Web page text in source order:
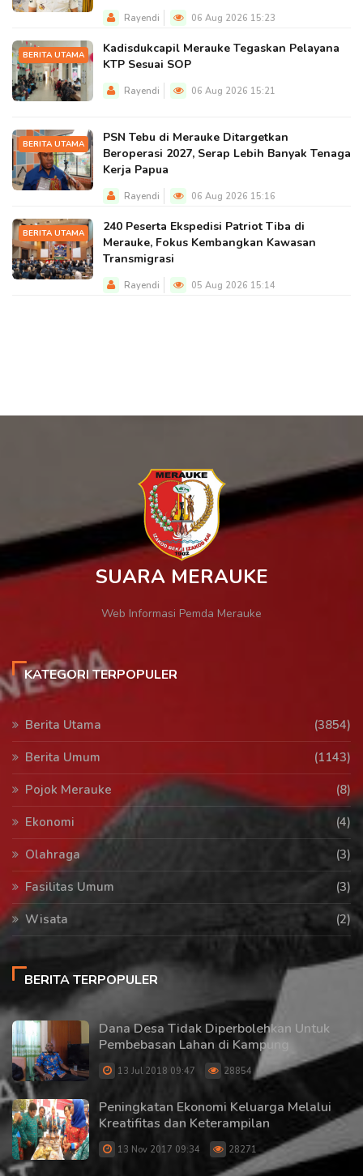
Rayendi 06 Aug 2026 15:23
BERITA UTAMA
Kadisdukcapil Merauke Tegaskan Pelayana
KTP Sesuai SOP
Rayendi 06 Aug 2026 15:21
BERITA UTAMA
PSN Tebu di Merauke Ditargetkan
Beroperasi 2027, Serap Lebih Banyak Tenaga
Kerja Papua
Rayendi 06 Aug 2026 15:16
BERITA UTAMA
240 Peserta Ekspedisi Patriot Tiba di
Merauke, Fokus Kembangkan Kawasan
Transmigrasi
Rayendi 05 Aug 2026 15:14
SUARA MERAUKE
Web Informasi Pemda Merauke
KATEGORI TERPOPULER
Berita Utama
(3854)
Berita Umum
(1143)
Pojok Merauke
(8)
Ekonomi
(4)
Olahraga
(3)
Fasilitas Umum
(3)
Wisata
(2)
BERITA TERPOPULER
Dana Desa Tidak Diperbolehkan Untuk
Pembebasan Lahan di Kampung
13 Jul 2018 09:47 28854
Peningkatan Ekonomi Keluarga Melalui
Kreatifitas dan Keterampilan
13 Nov 2017 09:34 28271